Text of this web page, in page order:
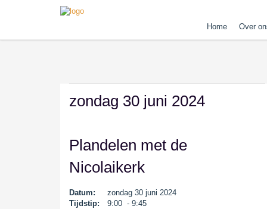
Home Over
zondag 30 juni 2024
Plandelen met de
Nicolaikerk
Datum:
zondag 30 juni 2024
Tijdstip:
9:00 - 9:45